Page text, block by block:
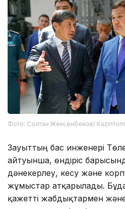
Фото: Солтан Жексенбеков/
Зауыттың бас инженері
айтуынша, өндіріс
дәнекерлеу, кесу және
жұмыстар атқарылады.
қажетті жабдықтармен